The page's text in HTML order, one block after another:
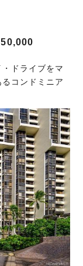
ドライブをマ
コンドミニア